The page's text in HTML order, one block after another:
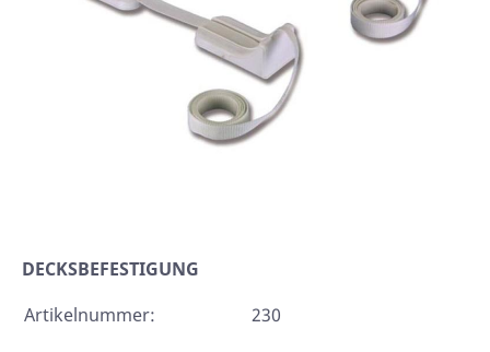
DECKSBEFESTIGUNG
Artikelnummer:
230